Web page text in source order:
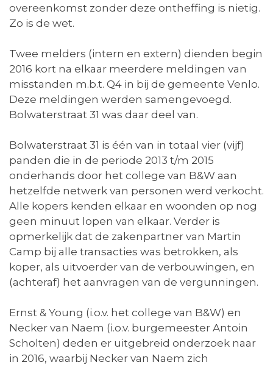
overeenkomst zonder deze ontheffing is nietig.
Zo is de wet.
Twee melders (intern en extern) dienden begin
2016 kort na elkaar meerdere meldingen van
misstanden m.b.t. Q4 in bij de gemeente Venlo.
Deze meldingen werden samengevoegd.
Bolwaterstraat 31 was daar deel van.
Bolwaterstraat 31 is één van in totaal vier (vijf)
panden die in de periode 2013 t/m 2015
onderhands door het college van B&W aan
hetzelfde netwerk van personen werd verkocht.
Alle kopers kenden elkaar en woonden op nog
geen minuut lopen van elkaar. Verder is
opmerkelijk dat de zakenpartner van Martin
Camp bij alle transacties was betrokken, als
koper, als uitvoerder van de verbouwingen, en
(achteraf) het aanvragen van de vergunningen.
Ernst & Young (i.o.v. het college van B&W) en
Necker van Naem (i.o.v. burgemeester Antoin
Scholten) deden er uitgebreid onderzoek naar
in 2016, waarbij Necker van Naem zich